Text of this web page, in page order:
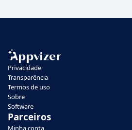
Privacidade
Transparência
Termos de uso
Sobre
Software
Parceiros
Minha conta